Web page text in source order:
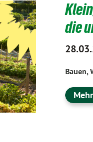
die
Bauen,
Mehr